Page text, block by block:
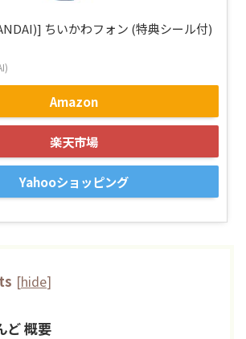
ちいかわフォン (特典シール付)
Amazon
楽天市場
Yahooショッピング
[hide]
ど 概要